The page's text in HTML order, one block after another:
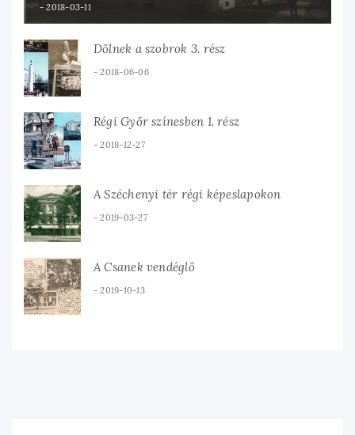
2018-03-11
Dőlnek a szobrok 3. rész
2018-06-06
Régi Győr színesben 1. rész
2018-12-27
A Széchenyi tér régi képeslapokon
2019-03-27
A Csanek vendéglő
2019-10-13